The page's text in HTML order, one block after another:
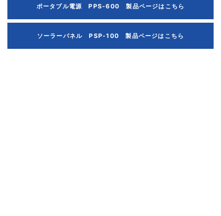
ポータブル電源 PPS-600 製品ページはこちら
ソーラーパネル PSP-100 製品ページはこちら